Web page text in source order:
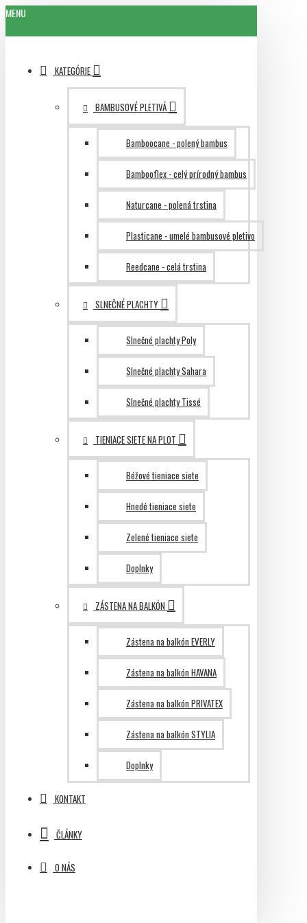
MENU
KATEGÓRIE
BAMBUSOVÉ PLETIVÁ
Bamboocane - polený bambus
Bambooflex - celý prírodný bambus
Naturcane - polená trstina
Plasticane - umelé bambusové pletivo
Reedcane - celá trstina
SLNEČNÉ PLACHTY
Slnečné plachty Poly
Slnečné plachty Sahara
Slnečné plachty Tissé
TIENIACE SIETE NA PLOT
Béžové tieniace siete
Hnedé tieniace siete
Zelené tieniace siete
Doplnky
ZÁSTENA NA BALKÓN
Zástena na balkón EVERLY
Zástena na balkón HAVANA
Zástena na balkón PRIVATEX
Zástena na balkón STYLIA
Doplnky
KONTAKT
ČLÁNKY
O NÁS